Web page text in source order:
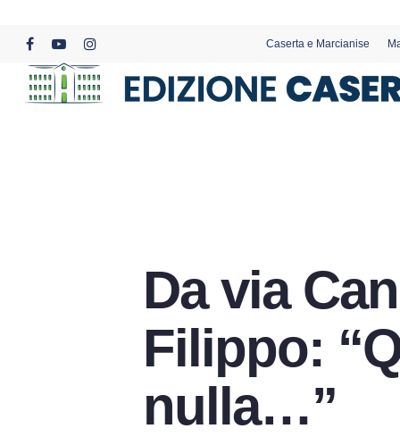
content
facebookyoutubeinstagram
Caserta e Marcianise
Da via
Filippo:
nulla…”